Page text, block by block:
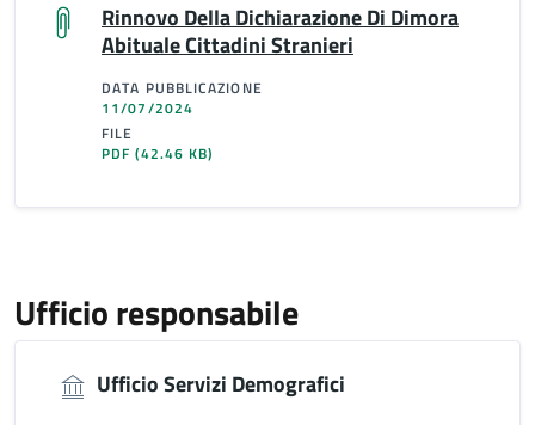
Rinnovo Della Dichiarazione Di Dimora
Abituale Cittadini Stranieri
DATA PUBBLICAZIONE
11/07/2024
FILE
PDF(42.46 KB)
Ufficio responsabile
Ufficio Servizi Demografici